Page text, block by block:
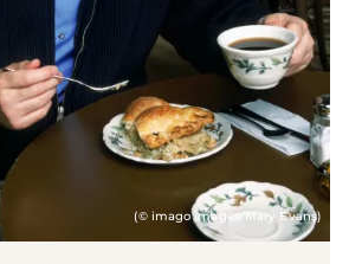
(© imago images/Mary Evans)